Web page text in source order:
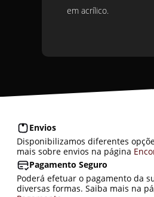
em acrílico.
Envios
Disponibilizamos diferentes
mais sobre envios na página
Pagamento Seguro
Poderá efetuar o pagamento da
diversas formas. Saiba mais na